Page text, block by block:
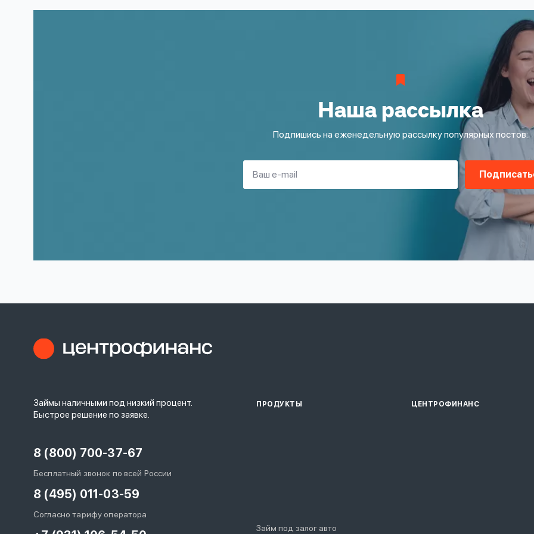
Наша рассылка
Подпишись на еженедельную рассылку популярных постов:
Займы наличными под низкий процент.
Быстрое решение по заявке.
8 (800) 700-37-67
Бесплатный звонок по всей России
8 (495) 011-03-59
Согласно тарифу оператора
ПРОДУКТЫ
Займ под залог авто
ЦЕНТРОФИНАНС